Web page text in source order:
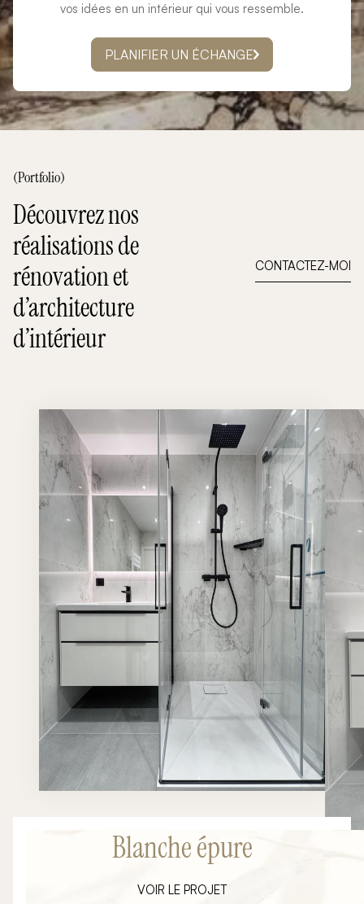
vos idées en un intérieur qui vous ressemble.
PLANIFIER UN ÉCHANGE
(Portfolio)
Découvrez nos
réalisations de
rénovation et
d’architecture
d’intérieur
CONTACTEZ-MOI
Blanche épure
VOIR LE PROJET